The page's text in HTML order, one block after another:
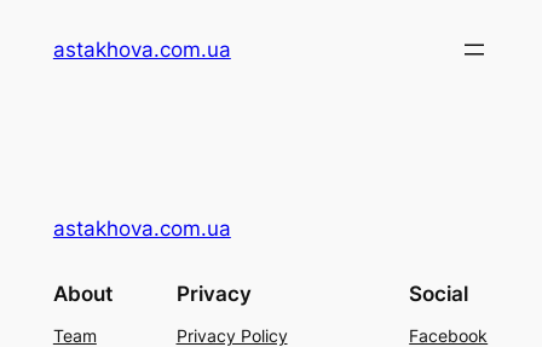
astakhova.com.ua
astakhova.com.ua
About
Team
Privacy
Privacy Policy
Social
Facebook